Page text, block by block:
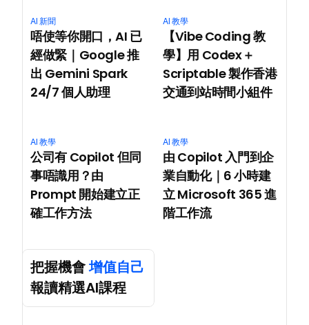
AI 新聞
唔使等你開口，AI 已
經做緊｜Google 推
出 Gemini Spark
24/7 個人助理
AI 教學
【Vibe Coding 教
學】用 Codex＋
Scriptable 製作香港
交通到站時間小組件
AI 教學
公司有 Copilot 但同
事唔識用？由
Prompt 開始建立正
確工作方法
AI 教學
由 Copilot 入門到企
業自動化｜6 小時建
立 Microsoft 365 進
階工作流
把握機會 增值自己
報讀精選AI課程